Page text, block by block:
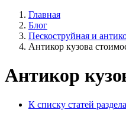
Главная
Блог
Пескоструйная и
Антикор кузова
Антикор
К списку статей раздела